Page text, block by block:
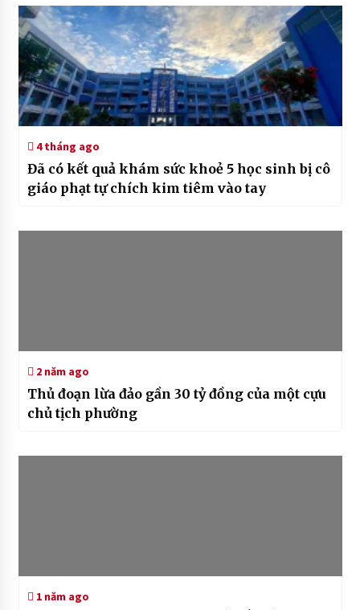
4 tháng ago
Đã có kết quả khám sức khoẻ 5 học sinh bị cô
giáo phạt tự chích kim tiêm vào tay
2 năm ago
Thủ đoạn lừa đảo gần 30 tỷ đồng của một cựu
chủ tịch phường
1 năm ago